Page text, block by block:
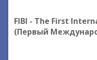
FIBI - The First
(Первый